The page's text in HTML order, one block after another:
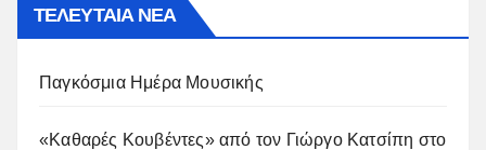
ΤΕΛΕΥΤΑΙΑ ΝΕΑ
Παγκόσμια Ημέρα Μουσικής
«Καθαρές Κουβέντες» από τον Γιώργο Κατσίπη στο